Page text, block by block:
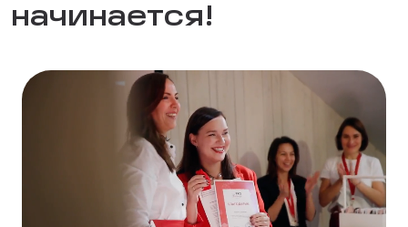
начинается!